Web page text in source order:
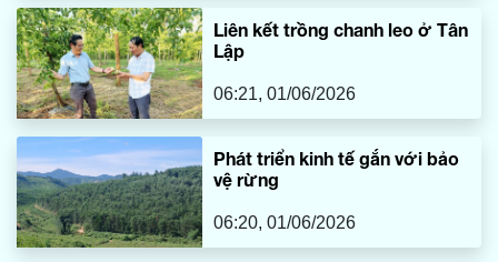
Liên kết trồng chanh leo ở Tân
Lập
06:21, 01/06/2026
Phát triển kinh tế gắn với bảo
vệ rừng
06:20, 01/06/2026